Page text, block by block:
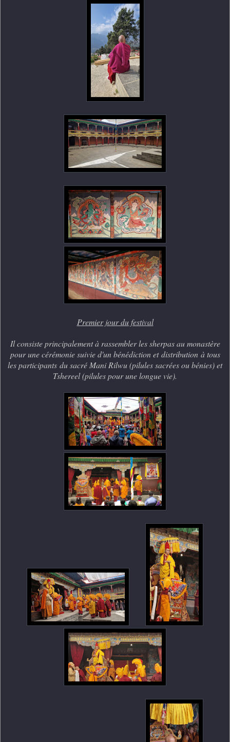
Premier jour du festival
Il consiste principalement à rassembler les sherpas au monastère
pour une cérémonie suivie d'un bénédiction et distribution à tous
les participants du sacré Mani Rilwu (pilules sacrées ou bénies) et
Tshereel (pilules pour une longue vie).